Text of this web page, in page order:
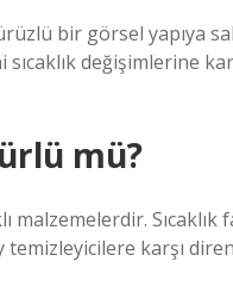
bir görsel yapıya
sıcaklık değişimlerine
mü?
Sıcaklık
karşı